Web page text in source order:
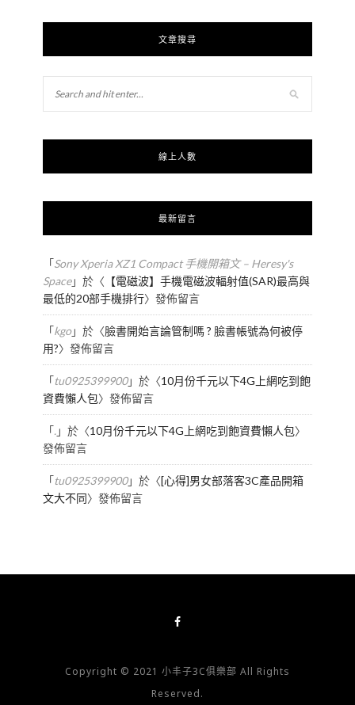
文章搜尋
線上人數
最新留言
「Sony Xperia XZ1 Compact 手機開箱文 – Heresy's
Space」於〈 【電磁波】手機電磁波輻射值(SAR)最高與
最低的20部手機排行〉發佈留言
「kgo」於〈臉書開始言論管制嗎 ? 臉書帳號為何被停
用?〉發佈留言
「tu0925399900」於〈10月份千元以下4G上網吃到飽
資費懶人包〉發佈留言
「.」於〈10月份千元以下4G上網吃到飽資費懶人包〉
發佈留言
「tu0925399900」於〈[心得]男女部落客3C產品開箱
文大不同〉發佈留言
Copyright © 2021 小丰子3C俱樂部 All Rights
Reserved.